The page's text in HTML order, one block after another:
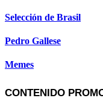
Selección de Brasil
Pedro Gallese
Memes